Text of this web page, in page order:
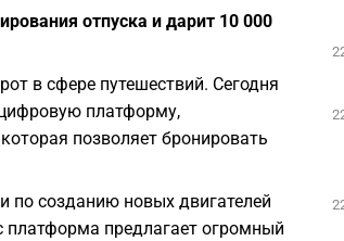
отпуска и дарит 10 000
в сфере путешествий. Сегодня
платформу,
позволяет бронировать
по созданию новых двигателей
платформа предлагает огромный